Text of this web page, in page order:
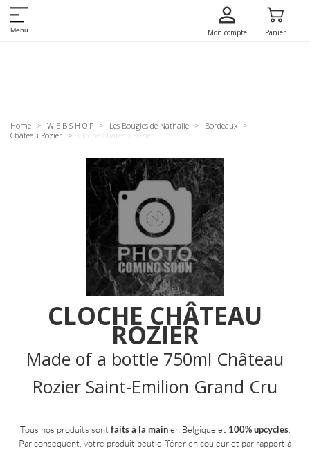
Menu Mon compte Panier
Home W E B S H O P Les Bougies de Nathalie
Bordeaux
Château Rozier
Cloche Château Rozier
CLOCHE CHÂTEAU
ROZIER
Made of a bottle 750ml Château
Rozier Saint-Emilion Grand Cru
Tous nos produits sont faits à la mainen Belgique et 100% upcycles.
Par consequent, votre produit peut différer en couleur et par rapport à